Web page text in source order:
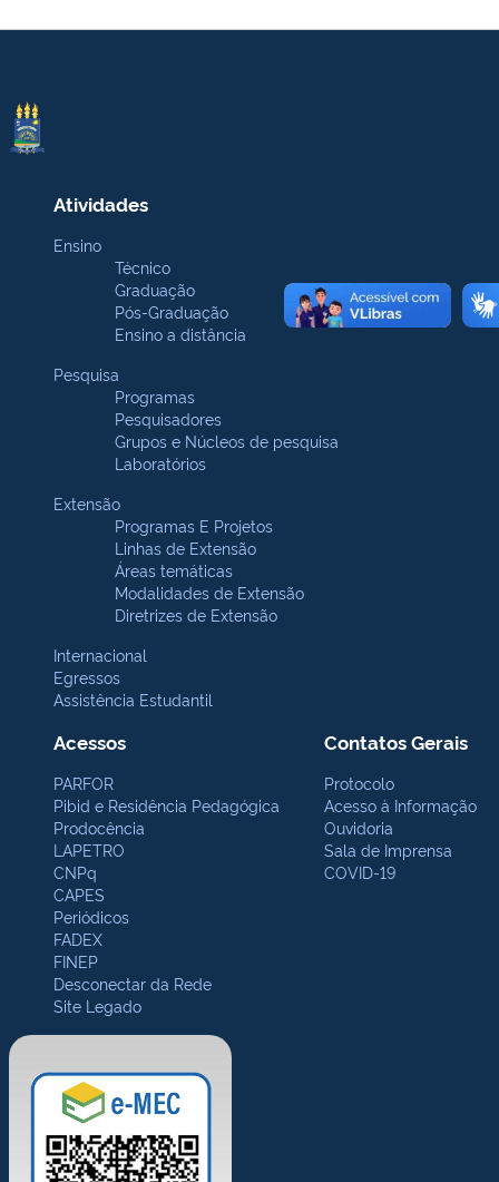
Atividades
Ensino
Técnico
Graduação
Pós-Graduação
Ensino a distância
Pesquisa
Programas
Pesquisadores
Grupos e Núcleos de pesquisa
Laboratórios
Extensão
Programas E Projetos
Linhas de Extensão
Áreas temáticas
Modalidades de Extensão
Diretrizes de Extensão
Internacional
Egressos
Assistência Estudantil
Acessos
PARFOR
Pibid e Residência Pedagógica
Prodocência
LAPETRO
CNPq
CAPES
Periódicos
FADEX
FINEP
Desconectar da Rede
Site Legado
Contatos Gerais
Protocolo
Acesso à Informação
Ouvidoria
Sala de Imprensa
COVID-19